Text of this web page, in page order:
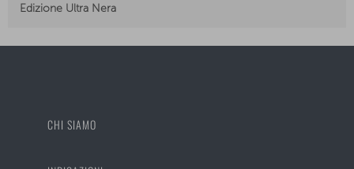
Edizione Ultra Nera
CHI SIAMO